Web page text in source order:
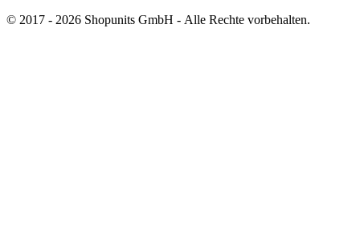
© 2017 - 2026 Shopunits GmbH - Alle Rechte vorbehalten.